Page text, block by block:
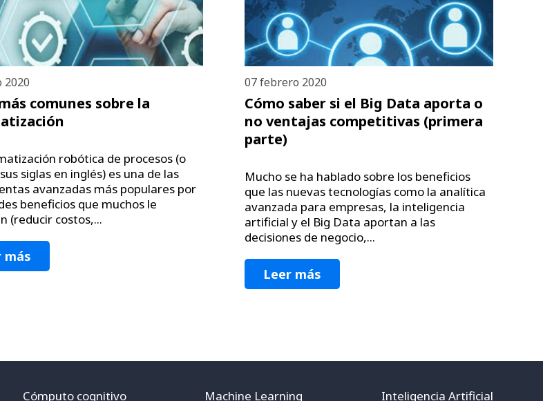
2020
comunes sobre la
robótica de procesos (o
siglas en inglés) es una de las
avanzadas más populares por
beneficios que muchos le
(reducir costos,...
más
07 febrero 2020
Cómo saber si el Big Data aporta o
no ventajas competitivas (primera
parte)
Mucho se ha hablado sobre los beneficios
que las nuevas tecnologías como la analítica
avanzada para empresas, la inteligencia
artificial y el Big Data aportan a las
decisiones de negocio,...
Leer más
Cómputo cognitivo Machine Learning Inteligencia Artificial